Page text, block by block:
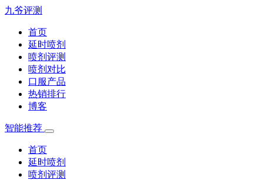
九爷评测
首页
延时喷剂
喷剂评测
喷剂对比
口服产品
热销排行
博客
智能推荐
首页
延时喷剂
喷剂评测